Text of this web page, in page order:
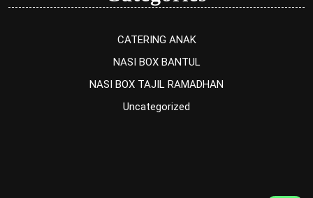
CATERING ANAK
NASI BOX BANTUL
NASI BOX TAJIL RAMADHAN
Uncategorized